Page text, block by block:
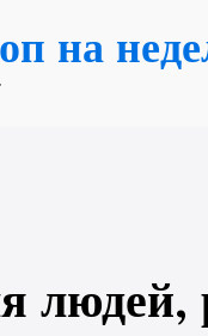
на